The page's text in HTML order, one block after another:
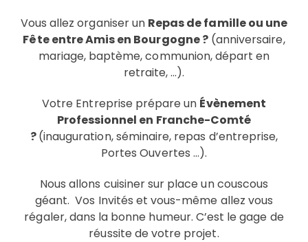
Vous allez organiser un Repas de famille ou une
Fête entre Amis en Bourgogne ?(anniversaire,
mariage, baptème, communion, départ en
retraite, …).
Votre Entreprise prépare un Évènement
Professionnel en Franche-Comté
?(inauguration, séminaire, repas d’entreprise,
Portes Ouvertes …).
Nous allons cuisiner sur place un couscous
géant. Vos Invités et vous-même allez vous
régaler, dans la bonne humeur. C’est le gage de
réussite de votre projet.